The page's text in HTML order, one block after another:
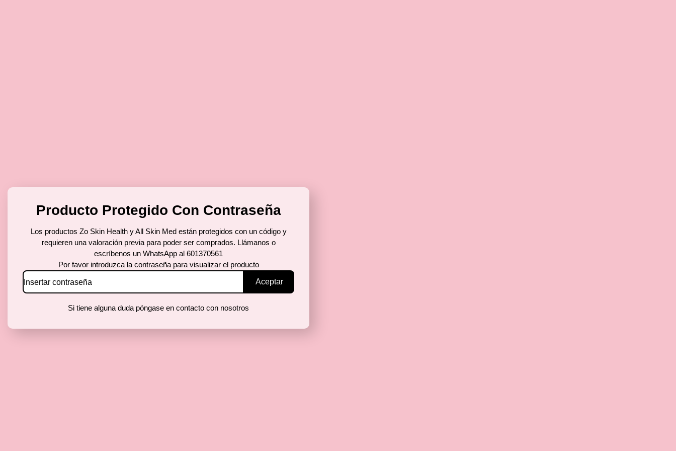
Producto Protegido Con Contraseña
Los productos Zo Skin Health y All Skin Med están protegidos con un código y
requieren una valoración previa para poder ser comprados. Llámanos o
escríbenos un WhatsApp al 601370561
Por favor introduzca la contraseña para visualizar el producto
Si tiene alguna duda póngase en contacto con nosotros